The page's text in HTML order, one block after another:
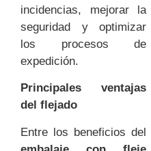
incidencias, mejorar la
seguridad y optimizar
los procesos de
expedición.
Principales ventajas
del flejado
Entre los beneficios del